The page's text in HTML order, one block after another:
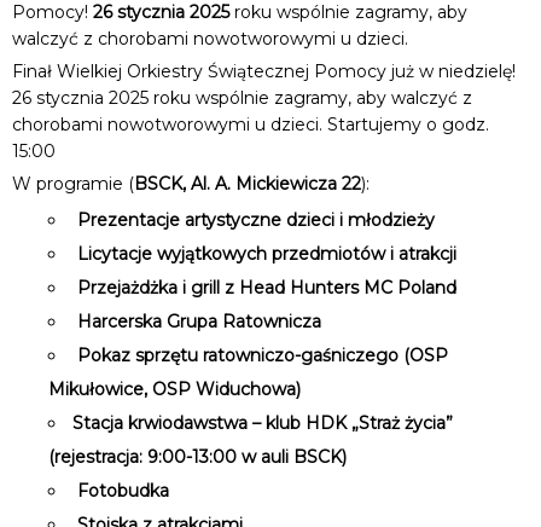
Pomocy! 26 stycznia 2025roku wspólnie zagramy, aby
walczyć z chorobami nowotworowymi u dzieci.
Finał Wielkiej Orkiestry Świątecznej Pomocy już w niedzielę!
26 stycznia 2025 roku wspólnie zagramy, aby walczyć z
chorobami nowotworowymi u dzieci. Startujemy o godz.
15:00
W programie (BSCK, Al. A. Mickiewicza 22):
Prezentacje artystyczne dzieci i młodzieży
Licytacje wyjątkowych przedmiotów i atrakcji
Przejażdżka i grill z Head Hunters MC Poland
Harcerska Grupa Ratownicza
Pokaz sprzętu ratowniczo-gaśniczego (OSP
Mikułowice, OSP Widuchowa)
Stacja krwiodawstwa – klub HDK „Straż życia”
(rejestracja: 9:00-13:00 w auli BSCK)
Fotobudka